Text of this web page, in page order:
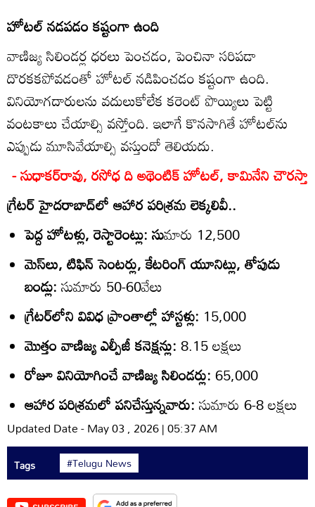
హోటల్‌ నడపడం కష్టంగా ఉంది
వాణిజ్య సిలిండర్ల ధరలు పెంచడం, పెంచినా సరిపడా
దొరకకపోవడంతో హోటల్‌ నడిపించడం కష్టంగా ఉంది.
వినియోగదారులను వదులుకోలేక కరెంట్‌ పొయ్యిలు పెట్టి
వంటకాలు చేయాల్సి వస్తోంది. ఇలాగే కొనసాగితే హోటల్‌ను
ఎప్పుడు మూసివేయాల్సి వస్తుందో తెలియదు.
- సుధాకర్‌రావు, రసోధ ది అథెంటిక్‌ హోటల్‌, కామినేని చౌరస్తా
గ్రేటర్‌ హైదరాబాద్‌లో ఆహార పరిశ్రమ లెక్కలివీ..
పెద్ద హోటళ్లు, రెస్టారెంట్లు: సుమారు 12,500
మెస్‌లు, టిఫిన్‌ సెంటర్లు, కేటరింగ్‌ యూనిట్లు, తోపుడు
బండ్లు:సుమారు 50-60వేలు
గ్రేటర్‌లోని వివిధ ప్రాంతాల్లో హాస్టళ్లు: 15,000
మొత్తం వాణిజ్య ఎల్పీజీ కనెక్షన్లు:8.15 లక్షలు
రోజూ వినియోగించే వాణిజ్య సిలిండర్లు:65,000
ఆహార పరిశ్రమలో పనిచేస్తున్నవారు:సుమారు 6-8 లక్షలు
Updated Date - May 03 , 2026 | 05:37 AM
Tags #Telugu News